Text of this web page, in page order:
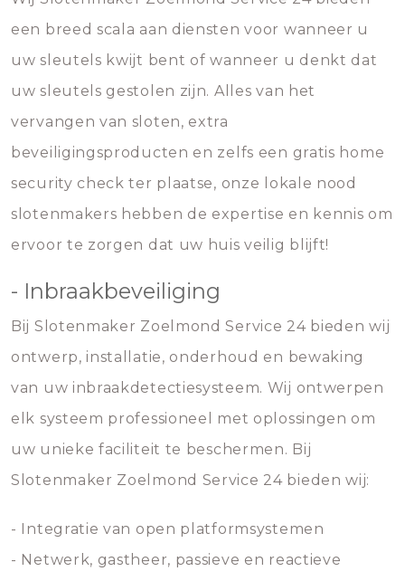
een breed scala aan diensten voor wanneer u
uw sleutels kwijt bent of wanneer u denkt dat
uw sleutels gestolen zijn. Alles van het
vervangen van sloten, extra
beveiligingsproducten en zelfs een gratis home
security check ter plaatse, onze lokale nood
slotenmakers hebben de expertise en kennis om
ervoor te zorgen dat uw huis veilig blijft!
- Inbraakbeveiliging
Bij Slotenmaker Zoelmond Service 24 bieden wij
ontwerp, installatie, onderhoud en bewaking
van uw inbraakdetectiesysteem. Wij ontwerpen
elk systeem professioneel met oplossingen om
uw unieke faciliteit te beschermen. Bij
Slotenmaker Zoelmond Service 24 bieden wij:
- Integratie van open platformsystemen
- Netwerk, gastheer, passieve en reactieve